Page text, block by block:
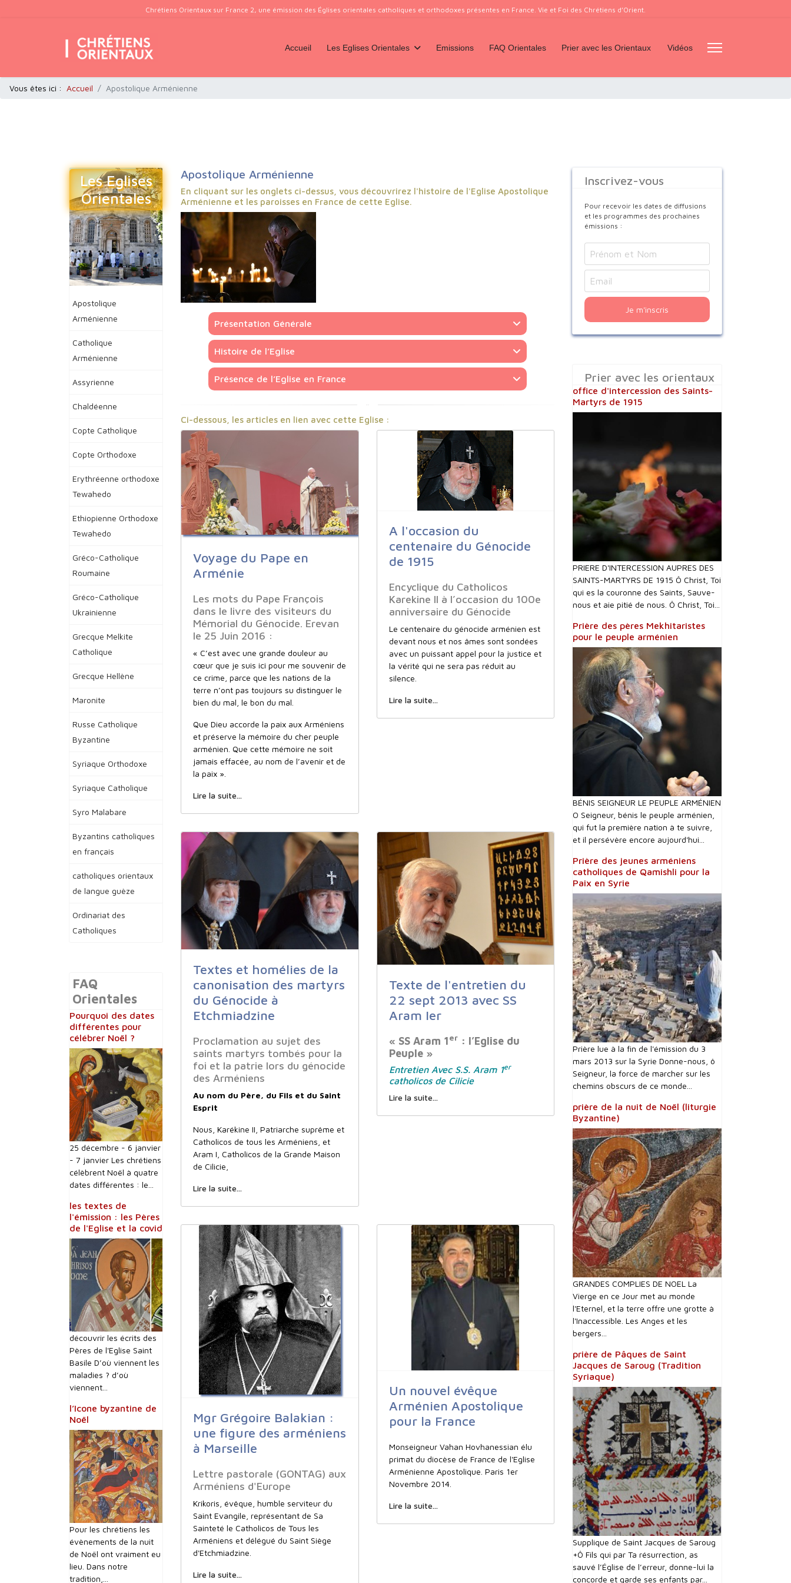
Chrétiens Orientaux sur France 2, une émission des Églises orientales catholiques et orthodoxes présentes en France. Vie et Foi des Chrétiens d’Orient.
Accueil Les Eglises Orientales Emissions FAQ Orientales Prier avec les Orientaux Vidéos
Vous êtes ici : Accueil Apostolique Arménienne
Les Eglises
Orientales
Apostolique
Arménienne
Catholique
Arménienne
Assyrienne
Chaldéenne
Copte Catholique
Copte Orthodoxe
Erythréenne orthodoxe
Tewahedo
Ethiopienne Orthodoxe
Tewahedo
Gréco-Catholique
Roumaine
Gréco-Catholique
Ukrainienne
Grecque Melkite
Catholique
Grecque Hellène
Maronite
Russe Catholique
Byzantine
Syriaque Orthodoxe
Syriaque Catholique
Syro Malabare
Byzantins catholiques
en français
catholiques orientaux
de langue guèze
Ordinariat des
Catholiques
FAQ
Orientales
Pourquoi des dates
différentes pour
célébrer Noël ?
25 décembre - 6 janvier
- 7 janvier Les chrétiens
célèbrent Noël à quatre
dates différentes : le...
les textes de
l'émission : les Pères
de l'Eglise et la covid
découvrir les écrits des
Pères de l'Eglise Saint
Basile D’où viennent les
maladies ? d’où
viennent...
l’Icone byzantine de
Noël
Pour les chrétiens les
évènements de la nuit
de Noël ont vraiment eu
lieu. Dans notre
tradition,...
Apostolique Arménienne
En cliquant sur les onglets ci-dessus, vous découvrirez l'histoire de l'Eglise Apostolique
Arménienne et les paroisses en France de cette Eglise.
Présentation Générale
Histoire de l’Eglise
Présence de l’Eglise en France
Ci-dessous, les articles en lien avec cette Eglise :
Voyage du Pape en
Arménie
Les mots du Pape François
dans le livre des visiteurs du
Mémorial du Génocide. Erevan
le 25 Juin 2016 :
« C’est avec une grande douleur au
cœur que je suis ici pour me souvenir de
ce crime, parce que les nations de la
terre n’ont pas toujours su distinguer le
bien du mal, le bon du mal.
Que Dieu accorde la paix aux Arméniens
et préserve la mémoire du cher peuple
arménien. Que cette mémoire ne soit
jamais effacée, au nom de l’avenir et de
la paix ».
Lire la suite...
A l'occasion du
centenaire du Génocide
de 1915
Encyclique du Catholicos
Karekine II à l’occasion du 100e
anniversaire du Génocide
Le centenaire du génocide arménien est
devant nous et nos âmes sont sondées
avec un puissant appel pour la justice et
la vérité qui ne sera pas réduit au
silence.
Lire la suite...
Textes et homélies de la
canonisation des martyrs
du Génocide à
Etchmiadzine
Proclamation au sujet des
saints martyrs tombés pour la
foi et la patrie lors du génocide
des Arméniens
Au nom du Père, du Fils et du Saint
Esprit
Nous, Karékine II, Patriarche suprême et
Catholicos de tous les Arméniens, et
Aram I, Catholicos de la Grande Maison
de Cilicie,
Lire la suite...
Texte de l'entretien du
22 sept 2013 avec SS
Aram Ier
« SS Aram 1er: l’Eglise du
Peuple»
Entretien Avec S.S. Aram 1er
catholicos de Cilicie
Lire la suite...
Mgr Grégoire Balakian :
une figure des arméniens
à Marseille
Lettre pastorale (GONTAG) aux
Arméniens d'Europe
Krikoris, évêque, humble serviteur du
Saint Evangile, représentant de Sa
Sainteté le Catholicos de Tous les
Arméniens et délégué du Saint Siège
d'Etchmiadzine.
Lire la suite...
Un nouvel évêque
Arménien Apostolique
pour la France
Monseigneur Vahan Hovhanessian élu
primat du diocèse de France de l'Eglise
Arménienne Apostolique. Paris 1er
Novembre 2014.
Lire la suite...
Inscrivez-vous
Pour recevoir les dates de diffusions
et les programmes des prochaines
émissions :
Je m'inscris
Prier avec les orientaux
office d'intercession des Saints-
Martyrs de 1915
PRIERE D'INTERCESSI0N AUPRES DES
SAINTS-MARTYRS DE 1915 Ô Christ, Toi
qui es la couronne des Saints, Sauve-
nous et aie pitié de nous. Ô Christ, Toi...
Prière des pères Mekhitaristes
pour le peuple arménien
BÉNIS SEIGNEUR LE PEUPLE ARMÉNIEN
O Seigneur, bénis le peuple arménien,
qui fut la première nation à te suivre,
et il persévère encore aujourd'hui...
Prière des jeunes arméniens
catholiques de Qamishli pour la
Paix en Syrie
Prière lue à la fin de l'émission du 3
mars 2013 sur la Syrie Donne-nous, ô
Seigneur, la force de marcher sur les
chemins obscurs de ce monde...
prière de la nuit de Noël (liturgie
Byzantine)
GRANDES COMPLIES DE NOEL La
Vierge en ce Jour met au monde
l'Eternel, et la terre offre une grotte à
l'Inaccessible. Les Anges et les
bergers...
prière de Pâques de Saint
Jacques de Saroug (Tradition
Syriaque)
Supplique de Saint Jacques de Saroug
+Ô Fils qui par Ta résurrection, as
sauvé l’Église de l’erreur, donne-lui la
concorde et garde ses enfants par...